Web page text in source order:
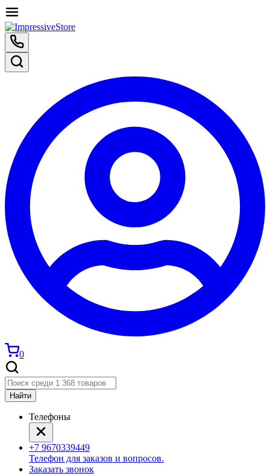
0
Найти
Телефоны
+7 9670339449
Телефон для заказов и вопросов.
Заказать звонок